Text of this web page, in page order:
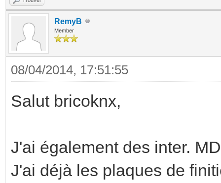
RemyB
Member
08/04/2014, 17:51:55
Salut bricoknx,
J'ai également des inter.
J'ai déjà les plaques de